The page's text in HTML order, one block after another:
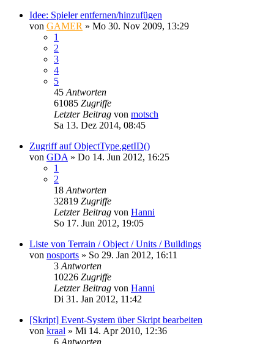
Idee: Spieler entfernen/hinzufügen
von GAMER » Mo 30. Nov 2009, 13:29
1
2
3
4
5
45 Antworten
61085 Zugriffe
Letzter Beitrag von motsch
Sa 13. Dez 2014, 08:45
Zugriff auf ObjectType.getID()
von GDA » Do 14. Jun 2012, 16:25
1
2
18 Antworten
32819 Zugriffe
Letzter Beitrag von Hanni
So 17. Jun 2012, 19:05
Liste von Terrain / Object / Units / Buildings
von nosports » So 29. Jan 2012, 16:11
3 Antworten
10226 Zugriffe
Letzter Beitrag von Hanni
Di 31. Jan 2012, 11:42
[Skript] Event-System über Skript bearbeiten
von kraal » Mi 14. Apr 2010, 12:36
6 Antworten